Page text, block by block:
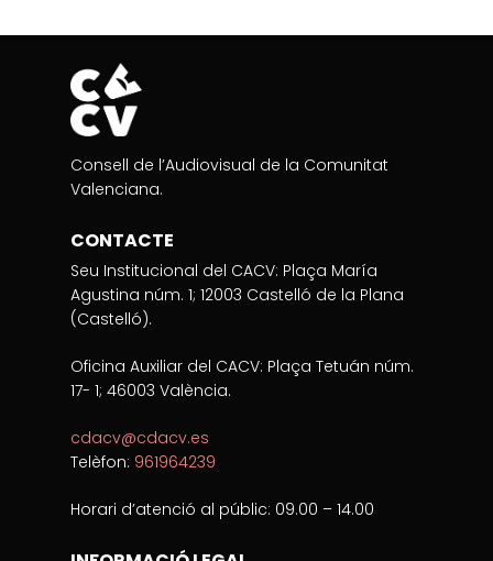
Consell de l’Audiovisual de la Comunitat
Valenciana.
CONTACTE
Seu Institucional del CACV: Plaça María
Agustina núm. 1; 12003 Castelló de la Plana
(Castelló).
Oficina Auxiliar del CACV: Plaça Tetuán núm.
17- 1; 46003 València.
cdacv@cdacv.es
Telèfon: 961964239
Horari d’atenció al públic: 09.00 – 14.00